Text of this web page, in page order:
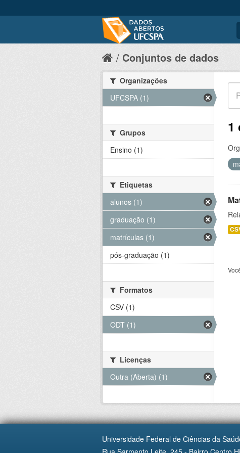
Conjuntos de dados
1
Organizações
UFCSPA (1)
Grupos
Ensino (1)
Etiquetas
alunos (1)
graduação (1)
matrículas (1)
pós-graduação (1)
Formatos
CSV (1)
ODT (1)
Licenças
Outra (Aberta) (1)
Universidade Federal de Ciências da